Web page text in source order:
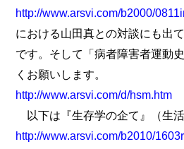
http://www.arsvi.com/b2000/
における山田真との対談にも出
です。そして「病者障害者運動
くお願いします。
http://www.arsvi.com/d/hsm.htm
以下は『生存学の企て』（生活
http://www.arsvi.com/b2010/